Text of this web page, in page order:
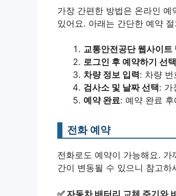
가장 간편한 방법은 온라인
있어요. 아래는 간단한 예약
교통안전공단 웹사이트
로그인 후 예약하기 선택
차량 정보 입력: 차량 번
검사소 및 날짜 선택: 가
예약 완료: 예약 완료
전화 예약
전화로도 예약이 가능해요.
간이 변동될 수 있으니 참고하
✅ 자동차 배터리 교체 주기와